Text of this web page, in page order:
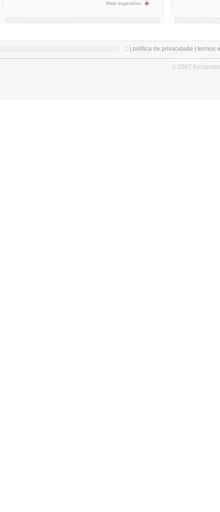
Mais sugestões
.:: | política de privacidade termos
© 2007